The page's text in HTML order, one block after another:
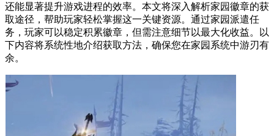
还能显著提升游戏进程的效率。本文将深入解析家园徽章的获
取途径，帮助玩家轻松掌握这一关键资源。通过家园派遣任
务，玩家可以稳定积累徽章，但需注意细节以最大化收益。以
下内容将系统性地介绍获取方法，确保您在家园系统中游刃有
余。